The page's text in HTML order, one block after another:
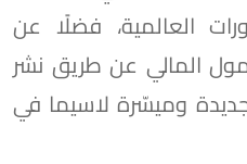
العالمية، فضلًا عن
المالي عن طريق نشر
جديدة وميسّرة لاسيما في